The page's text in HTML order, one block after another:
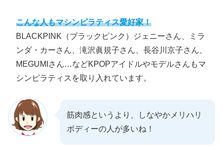
こんな人もマシンピラティス愛好家！
BLACKPINK（ブラックピンク）ジェニーさん、ミラ
ンダ・カーさん、滝沢眞規子さん、長谷川京子さん、
MEGUMIさん…などKPOPアイドルやモデルさんもマ
シンピラティスを取り入れています。
筋肉感というより、しなやかメリハリ
ボディーの人が多いね！